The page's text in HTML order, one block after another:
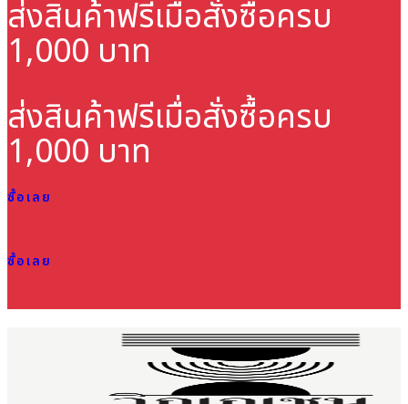
ส่งสินค้าฟรีเมื่อสั่งซื้อครบ
1,000 บาท
ส่งสินค้าฟรีเมื่อสั่งซื้อครบ
1,000 บาท
ซื้อเลย
ซื้อเลย